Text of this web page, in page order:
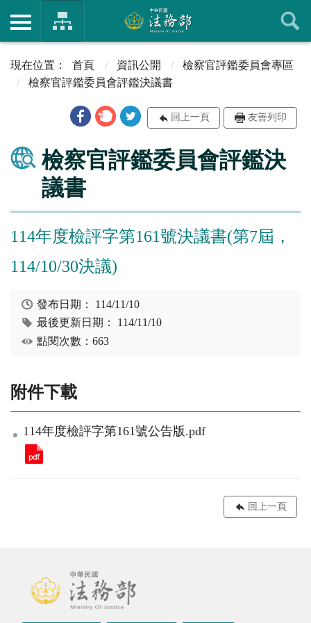
首頁 資訊公開
檢察官評鑑委員會專區
檢察官評鑑委員會評鑑決議書
回上一頁 友善列印
檢察官評鑑委員會評鑑決
議書
114年度檢評字第161號決議書(第7屆，
114/10/30決議)
發布日期： 114/11/10
最後更新日期： 114/11/10
點閱次數：663
附件下載
114年度檢評字第161號公告版.pdf
回上一頁